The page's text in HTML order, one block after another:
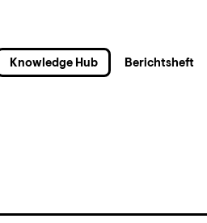
Knowledge Hub Berichtsheft